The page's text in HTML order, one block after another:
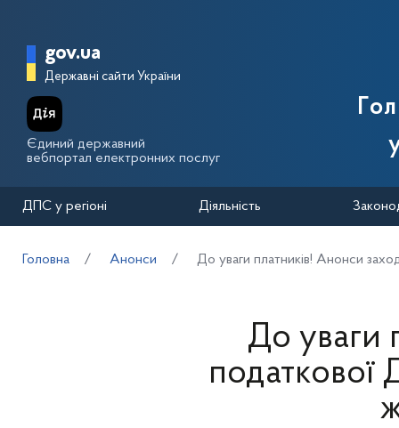
Головна сторінка Державної
gov.ua
Державні сайти України
Єдиний державний
вебпортал електронних послуг
ДПС у регіоні Діяльність
Головна Анонси До уваги платників! Анонси
До уваги
податкової